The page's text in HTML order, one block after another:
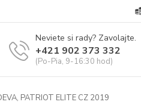
Neviete si rady? Zavolajte.
+421 902 373 332
(Po-Pia, 9-16:30 hod)
PATRIOT ELITE CZ 2019